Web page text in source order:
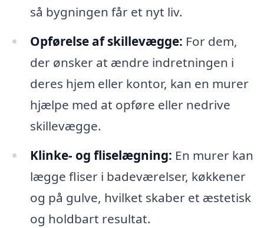
så bygningen får et nyt liv.
Opførelse af skillevægge: For dem,
der ønsker at ændre indretningen i
deres hjem eller kontor, kan en murer
hjælpe med at opføre eller nedrive
skillevægge.
Klinke- og fliselægning: En murer kan
lægge fliser i badeværelser, køkkener
og på gulve, hvilket skaber et æstetisk
og holdbart resultat.